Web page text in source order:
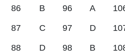
86 B 96 A
87 C 97 D
88 D 98 B